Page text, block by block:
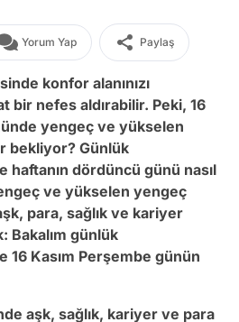
Yorum Yap Paylaş
konfor alanınızı
bir nefes aldırabilir. Peki, 16
yengeç ve yükselen
bekliyor? Günlük
haftanın dördüncü günü nasıl
ve yükselen yengeç
para, sağlık ve kariyer
Bakalım günlük
16 Kasım Perşembe günün
aşk, sağlık, kariyer ve para